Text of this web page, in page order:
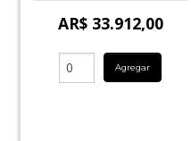
AR$ 33.912,00
Agregar